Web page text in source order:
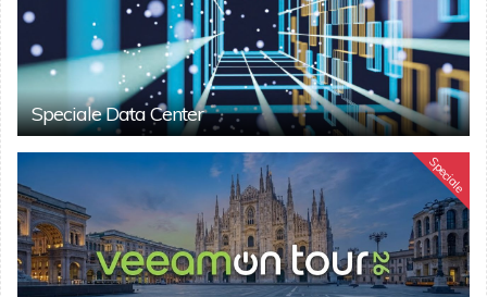
Speciale Data Center
Speciale